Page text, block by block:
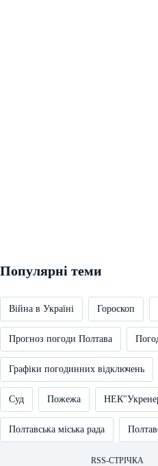
Популярні теми
Війна в Україні Гороскоп
Прогноз погоди Полтава
Графіки погодинних відключень
Суд Пожежа
Полтавська міська рада
RSS-СТРІЧКА